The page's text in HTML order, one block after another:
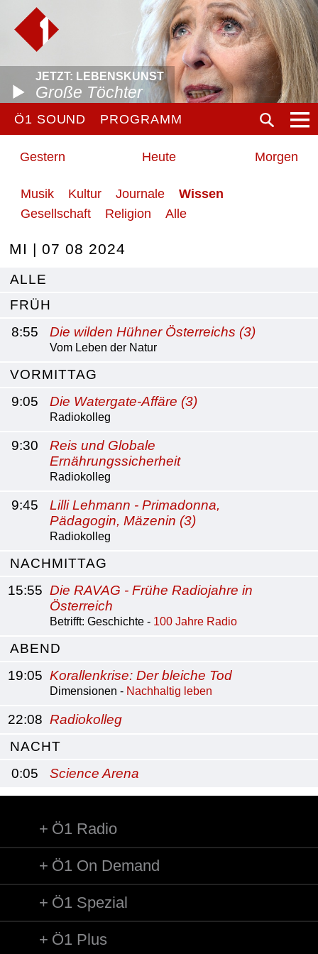
JETZT: LEBENSKUNST
Große Töchter
Ö1 SOUND PROGRAMM
Gestern Heute Morgen
Musik Kultur Journale
Wissen
Gesellschaft
Religion Alle
MI | 07 08 2024
ALLE
FRÜH
8:55
Die wilden Hühner Österreichs (3)
Vom Leben der Natur
VORMITTAG
9:05
Die Watergate-Affäre (3)
Radiokolleg
9:30
Reis und Globale
Ernährungssicherheit
Radiokolleg
9:45
Lilli Lehmann - Primadonna,
Pädagogin, Mäzenin (3)
Radiokolleg
NACHMITTAG
15:55 Die RAVAG - Frühe Radiojahre in
Österreich
Betrifft: Geschichte - 100 Jahre Radio
ABEND
19:05 Korallenkrise: Der bleiche Tod
Dimensionen - Nachhaltig leben
22:08 Radiokolleg
NACHT
0:05
Science Arena
Ö1 Radio
Ö1 On Demand
Ö1 Spezial
Ö1 Plus